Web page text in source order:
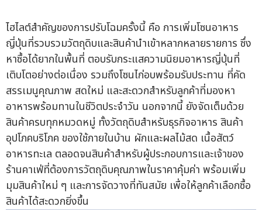
ไฮไลต์สำคัญของการปรับโฉมครั้งนี้ คือ การเพิ่มโซนอาหาร
ญี่ปุ่นที่รวบรวมวัตถุดิบและสินค้านำเข้าหลากหลายรายการ ซึ่ง
หาซื้อได้ยากในพื้นที่ ตอบรับกระแสความนิยมอาหารญี่ปุ่นที่
เติบโตอย่างต่อเนื่อง รวมถึงโซนไก่อบพร้อมรับประทาน ที่คัด
สรรเมนูคุณภาพ สดใหม่ และสะดวกสำหรับลูกค้าที่มองหา
อาหารพร้อมทานในชีวิตประจำวัน นอกจากนี้ ยังจัดเต็มด้วย
สินค้าครบทุกหมวดหมู่ ทั้งวัตถุดิบสำหรับธุรกิจอาหาร สินค้า
อุปโภคบริโภค ของใช้ภายในบ้าน ผักและผลไม้สด เนื้อสัตว์
อาหารทะเล ตลอดจนสินค้าสำหรับผู้ประกอบการและเจ้าของ
ร้านคาเฟ่ที่ต้องการวัตถุดิบคุณภาพในราคาคุ้มค่า พร้อมเพิ่ม
มุมสินค้าใหม่ ๆ และการจัดวางที่ทันสมัย เพื่อให้ลูกค้าเลือกซื้อ
สินค้าได้สะดวกยิ่งขึ้น